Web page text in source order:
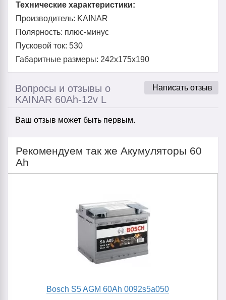
Технические характеристики:
Производитель: KAINAR
Полярность: плюс-минус
Пусковой ток: 530
Габаритные размеры: 242x175x190
Написать отзыв
Вопросы и отзывы о
KAINAR 60Ah-12v L
Ваш отзыв может быть первым.
Рекомендуем так же Акумуляторы 60
Ah
Bosch S5 AGM 60Ah 0092s5a050